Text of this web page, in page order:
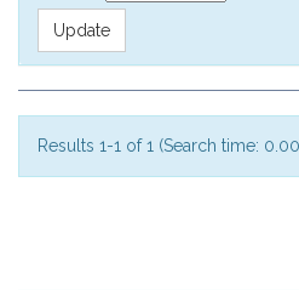
Results 1-1 of 1 (Search time: